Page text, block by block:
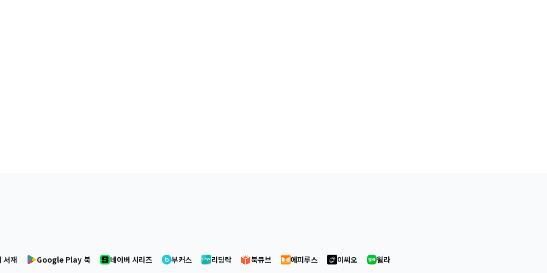
서재 Google Play 북 네이버 시리즈 부커스 리딩락 북큐브 에피루스 이씨오 윌라